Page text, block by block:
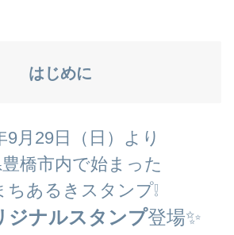
はじめに
9月29日（日）より
橋市内で始まった
ちあるきスタンプ❕
ジナルスタンプ登場✨